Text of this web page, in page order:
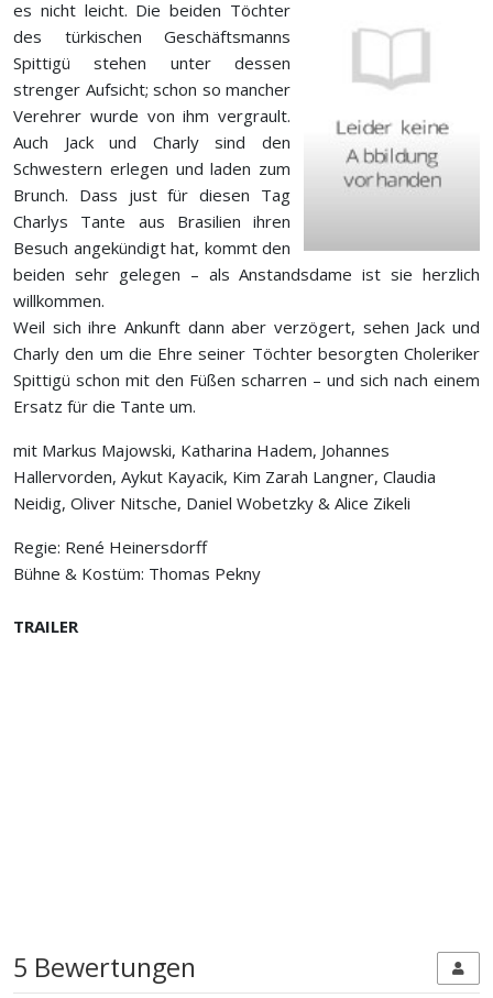
es nicht leicht. Die beiden Töchter
des türkischen Geschäftsmanns
Spittigü stehen unter dessen
strenger Aufsicht; schon so mancher
Verehrer wurde von ihm vergrault.
Auch Jack und Charly sind den
Schwestern erlegen und laden zum
Brunch. Dass just für diesen Tag
Charlys Tante aus Brasilien ihren
Besuch angekündigt hat, kommt den
beiden sehr gelegen – als Anstandsdame ist sie herzlich
willkommen.
Weil sich ihre Ankunft dann aber verzögert, sehen Jack und
Charly den um die Ehre seiner Töchter besorgten Choleriker
Spittigü schon mit den Füßen scharren – und sich nach einem
Ersatz für die Tante um.
mit Markus Majowski, Katharina Hadem, Johannes
Hallervorden, Aykut Kayacik, Kim Zarah Langner, Claudia
Neidig, Oliver Nitsche, Daniel Wobetzky & Alice Zikeli
Regie: René Heinersdorff
Bühne & Kostüm: Thomas Pekny
TRAILER
5 Bewertungen